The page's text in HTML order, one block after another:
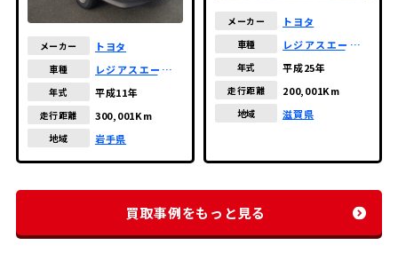
メーカー トヨタ
車種
レジアスエースバ
年式 平成11年
走行距離 300,001Km
地域 岩手県
メーカー トヨタ
車種
レジアスエースバ
年式 平成25年
走行距離 200,001Km
地域 滋賀県
買取事例をもっと見る